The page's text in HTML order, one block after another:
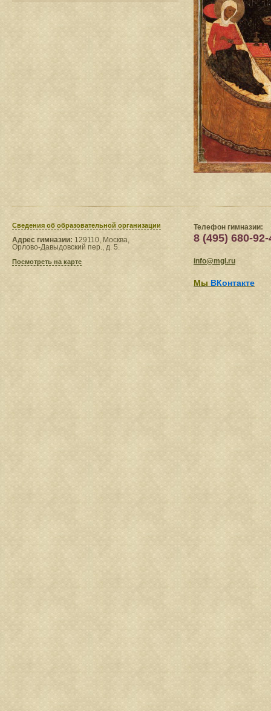
Сведения​ об образовательной организации
Адрес гимназии: 129110, Москва,
Орлово-Давыдовский пер., д. 5.
Посмотреть на карте
Телефон гимназии:
8 (495) 680-92-
info@mgl.ru
Мы ВКонтакте